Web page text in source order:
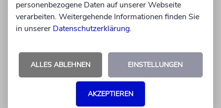
NAHOST
Ugandas Parlament billigt
Truppenentsendung nach
personenbezogene Daten auf unserer Webseite
verarbeiten. Weitergehende Informationen finden Sie
in unserer Datenschutzerklärung.
ALLES ABLEHNEN EINSTELLUNGEN
AKZEPTIEREN